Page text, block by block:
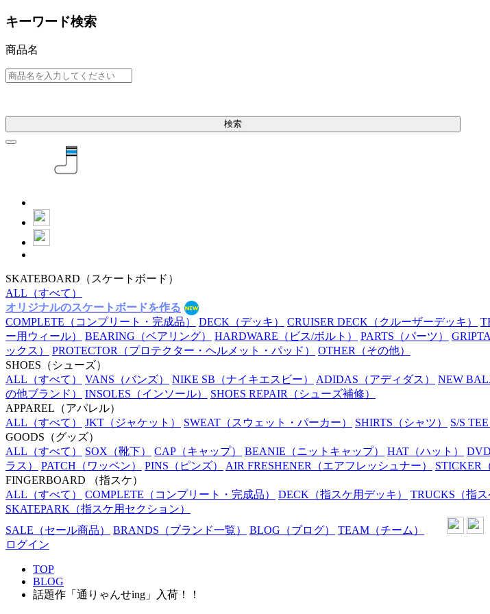
キーワード検索
商品名
検索
SKATEBOARD （スケートボード）
ALL （すべて）
オリジナルのスケートボードを作る
COMPLETE （コンプリート・完成品） DECK （デッキ） CRUISER DECK （クルーザーデッキ）
ー用ウィール）
BEARING （ベアリング） HARDWARE （ビス/ボルト） PARTS （パーツ）
ックス）
PROTECTOR （プロテクター・ヘルメット・パッド） OTHER （その他）
SHOES （シューズ）
ALL （すべて） VANS （バンズ） NIKE SB （ナイキエスビー） ADIDAS （アディダス） NEW
の他ブランド）
INSOLES （インソール） SHOES REPAIR （シューズ補修）
APPAREL （アパレル）
ALL （すべて） JKT （ジャケット） SWEAT （スウェット・パーカー） SHIRTS （シャツ） S/S TEE
GOODS （グッズ）
ALL （すべて） SOX （靴下） CAP （キャップ） BEANIE （ニットキャップ） HAT （ハット） DVD
ラス）
PATCH （ワッペン） PINS （ピンズ） AIR FRESHENER （エアフレッシュナー） STICKER
FINGERBOARD
（指スケ）
ALL （すべて） COMPLETE （コンプリート・完成品） DECK （指スケ用デッキ） TRUCKS （指
SKATEPARK （指スケ用セクション）
SALE （セール商品） BRANDS （ブランド一覧） BLOG （ブログ） TEAM （チーム）
ログイン
TOP
BLOG
話題作「通りゃんせing」入荷！！